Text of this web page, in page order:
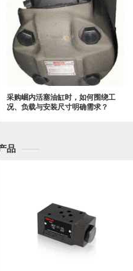
采购崛内活塞油缸时，如何围绕工
况、负载与安装尺寸明确需求？
品